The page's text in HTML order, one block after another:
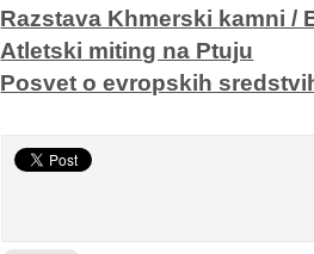
Razstava Khmerski kamni /
Atletski miting na Ptuju
Posvet o evropskih